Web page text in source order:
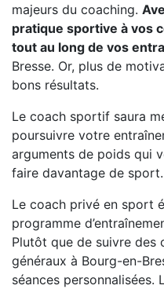
majeurs du coaching.
pratique sportive à vos
tout au long de vos
Bresse. Or, plus de
bons résultats.
Le coach sportif saura
poursuivre votre
arguments de poids qui
faire davantage de sport.
Le coach privé en sport
programme
Plutôt que de suivre des
généraux à Bourg-en-
séances personnalisées.